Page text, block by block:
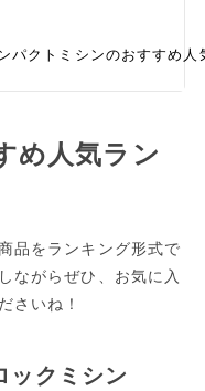
ンパクトミシンのおすす
め人気ラン
品をランキング形式で
ながらぜひ、お気に入
さいね！
クミシン